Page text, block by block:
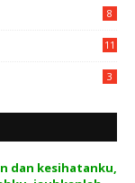
8
11
3
dan kesihatanku,